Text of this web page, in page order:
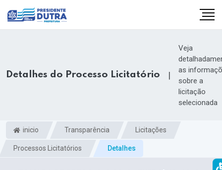
Detalhes do Processo Licitatório |
Veja
as
sobre a
licitação
selecionada
inicio Transparência Licitações
Processos Licitatórios Detalhes